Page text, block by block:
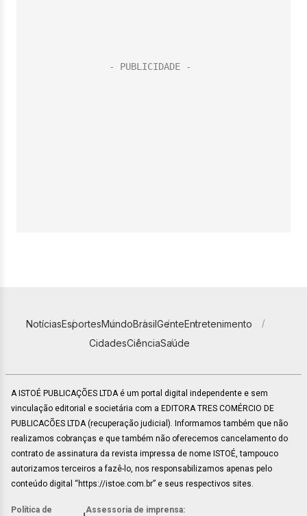
NotíciasEsportesMundoBrasilGenteEntretenimento
CidadesCiênciaSaúde
A ISTOÉ PUBLICAÇÕES LTDA é um portal digital independente e sem
vinculação editorial e societária com a EDITORA TRES COMÉRCIO DE
PUBLICACÕES LTDA (recuperação judicial). Informamos também que não
realizamos cobranças e que também não oferecemos cancelamento do
contrato de assinatura da revista impressa de nome ISTOÉ, tampouco
autorizamos terceiros a fazê-lo, nos responsabilizamos apenas pelo
conteúdo digital “https://istoe.com.br” e seus respectivos sites.
Política de Assessoria de imprensa: